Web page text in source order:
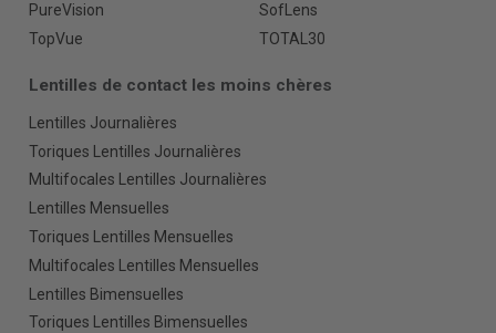
PureVision
SofLens
TopVue
TOTAL30
Lentilles de contact les moins chères
Lentilles Journalières
Toriques Lentilles Journalières
Multifocales Lentilles Journalières
Lentilles Mensuelles
Toriques Lentilles Mensuelles
Multifocales Lentilles Mensuelles
Lentilles Bimensuelles
Toriques Lentilles Bimensuelles